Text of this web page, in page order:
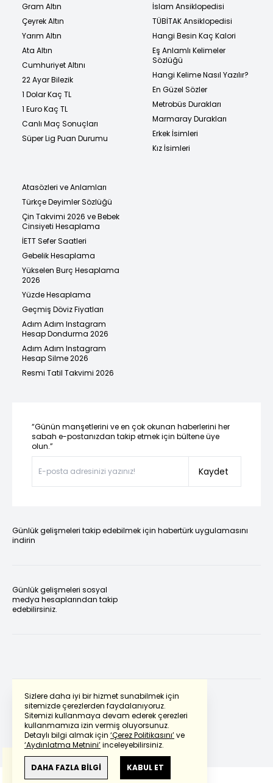
Sizlere daha iyi bir hizmet sunabilmek için
sitemizde çerezlerden faydalanıyoruz.
Sitemizi kullanmaya devam ederek çerezleri
kullanmamıza izin vermiş oluyorsunuz.
Detaylı bilgi almak için ‘Çerez Politikasını’ve
‘Aydınlatma Metnini’inceleyebilirsiniz.
DAHA FAZLA BİLGİ KABUL ET
Gram Altın
Çeyrek Altın
Yarım Altın
Ata Altın
Cumhuriyet Altını
22 Ayar Bilezik
1 Dolar Kaç TL
1 Euro Kaç TL
Canlı Maç Sonuçları
Süper Lig Puan Durumu
İslam Ansiklopedisi
TÜBİTAK Ansiklopedisi
Hangi Besin Kaç Kalori
Eş Anlamlı Kelimeler
Sözlüğü
Hangi Kelime Nasıl Yazılır?
En Güzel Sözler
Metrobüs Durakları
Marmaray Durakları
Erkek İsimleri
Kız İsimleri
Atasözleri ve Anlamları
Türkçe Deyimler Sözlüğü
Çin Takvimi 2026 ve Bebek
Cinsiyeti Hesaplama
İETT Sefer Saatleri
Gebelik Hesaplama
Yükselen Burç Hesaplama
2026
Yüzde Hesaplama
Geçmiş Döviz Fiyatları
Adım Adım Instagram
Hesap Dondurma 2026
Adım Adım Instagram
Hesap Silme 2026
Resmi Tatil Takvimi 2026
“Günün manşetlerini ve en çok okunan haberlerini her
sabah e-postanızdan takip etmek için bültene üye
olun.”
Kaydet
Günlük gelişmeleri takip edebilmek için habertürk uygulamasını
indirin
Günlük gelişmeleri sosyal
medya hesaplarından takip
edebilirsiniz.
Powered by Translate
Bu çevirideGoogle Transletekullanılmıştır.
Anlam ve çeviri hatalarından
haberturk.com
sorumlu değildir.